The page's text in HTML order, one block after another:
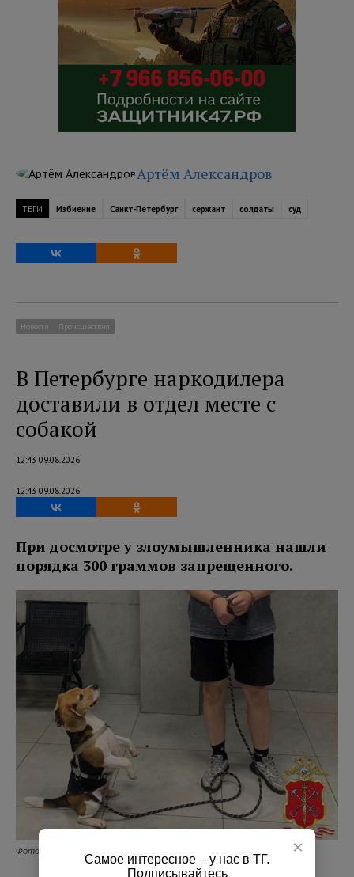
Артём Александров
ТЕГИ Избиение Санкт-Петербург сержант солдаты суд
Новости Происшествия
В Петербурге наркодилера
доставили в отдел месте с
собакой
12:43 09.08.2026
12:43 09.08.2026
При досмотре у злоумышленника нашли
порядка 300 граммов запрещенного.
Фото: МВД РФ по СПб и ЛО ×
Самое интересное – у нас в ТГ.
Подписывайтесь